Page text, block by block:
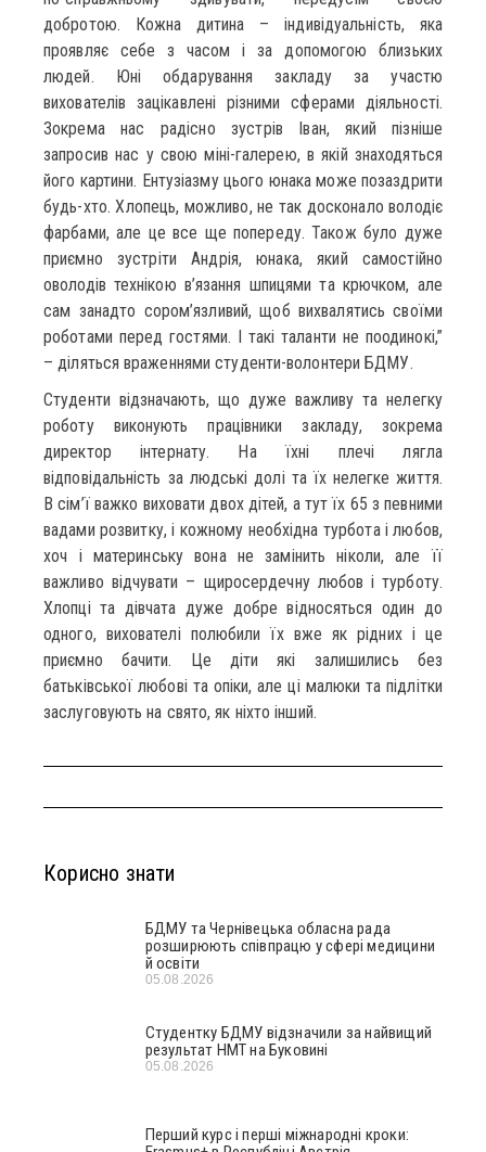
добротою. Кожна дитина – індивідуальність, яка
проявляє себе з часом і за допомогою близьких
людей. Юні обдарування закладу за участю
вихователів зацікавлені різними сферами діяльності.
Зокрема нас радісно зустрів Іван, який пізніше
запросив нас у свою міні-галерею, в якій знаходяться
його картини. Ентузіазму цього юнака може позаздрити
будь-хто. Хлопець, можливо, не так досконало володіє
фарбами, але це все ще попереду. Також було дуже
приємно зустріти Андрія, юнака, який самостійно
оволодів технікою в’язання шпицями та крючком, але
сам занадто сором’язливий, щоб вихвалятись своїми
роботами перед гостями. І такі таланти не поодинокі,”
– діляться враженнями студенти-волонтери БДМУ.
Студенти відзначають, що дуже важливу та нелегку
роботу виконують працівники закладу, зокрема
директор інтернату. На їхні плечі лягла
відповідальність за людські долі та їх нелегке життя.
В сім’ї важко виховати двох дітей, а тут їх 65 з певними
вадами розвитку, і кожному необхідна турбота і любов,
хоч і материнську вона не замінить ніколи, але її
важливо відчувати – щиросердечну любов і турботу.
Хлопці та дівчата дуже добре відносяться один до
одного, вихователі полюбили їх вже як рідних і це
приємно бачити. Це діти які залишились без
батьківської любові та опіки, але ці малюки та підлітки
заслуговують на свято, як ніхто інший.
Корисно знати
БДМУ та Чернівецька обласна рада
розширюють співпрацю у сфері медицини
й освіти
05.08.2026
Студентку БДМУ відзначили за найвищий
результат НМТ на Буковині
05.08.2026
Перший курс і перші міжнародні кроки: